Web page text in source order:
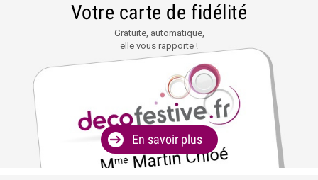
Votre carte de fidélité
Gratuite, automatique,
elle vous rapporte !
En savoir plus